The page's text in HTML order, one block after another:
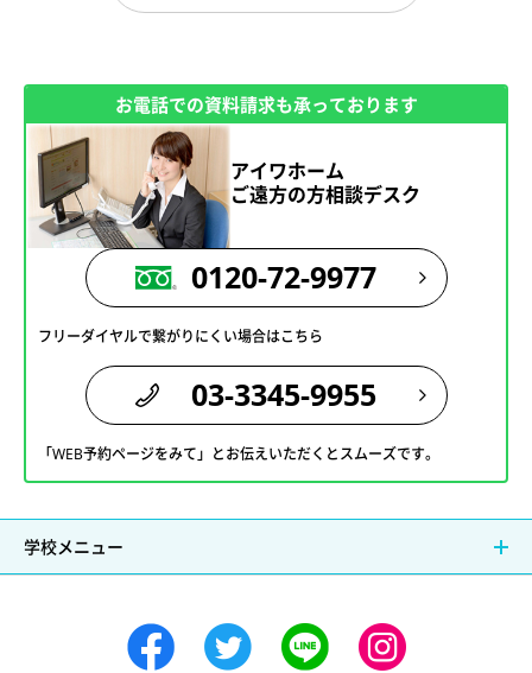
お電話での資料請求も承っております
アイワホーム
ご遠方の方相談デスク
0120-72-9977
フリーダイヤルで繋がりにくい場合はこちら
03-3345-9955
「WEB予約ページをみて」とお伝えいただくとスムーズです。
学校メニュー